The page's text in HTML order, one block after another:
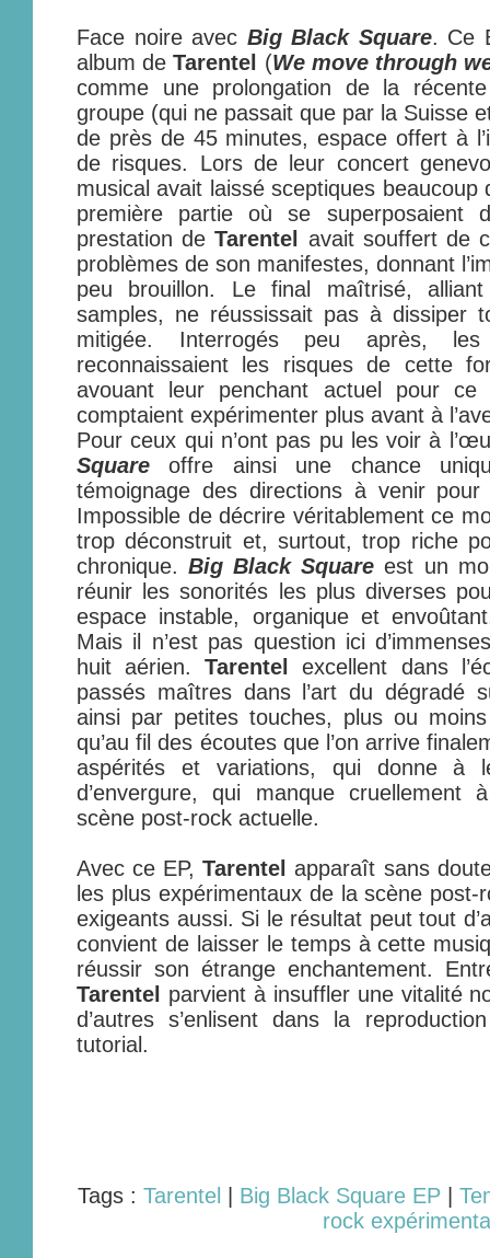
Face noire avec Big Black Square. Ce
album deTarentel (We move through
comme une prolongation de la
groupe (qui ne passait que par la Suisse
de près de 45 minutes, espace offert à
de risques. Lors de leur concert
musical avait laissé sceptiques beaucoup
première partie où se superposaient
prestation deTarentel
avait souffert de
problèmes de son manifestes, donnant
peu brouillon. Le final maîtrisé,
samples, ne réussissait pas à dissiper
mitigée. Interrogés peu après,
reconnaissaient les risques de cette
avouant leur penchant actuel pour ce
comptaient expérimenter plus avant à
Pour ceux qui n’ont pas pu les voir à
Square offre ainsi une chance
témoignage des directions à venir
Impossible de décrire véritablement ce
trop déconstruit et, surtout, trop riche
chronique.Big Black Square est un
réunir les sonorités les plus diverses
espace instable, organique et
Mais il n’est pas question ici
huit aérien.Tarentel
excellent dans
passés maîtres dans l’art du dégradé
ainsi par petites touches, plus ou
qu’au fil des écoutes que l’on arrive
aspérités et variations, qui donne à
d’envergure, qui manque cruellement
scène post-rock actuelle.
Avec ce EP,Tarentel apparaît sans
les plus expérimentaux de la scène post-
exigeants aussi. Si le résultat peut tout
convient de laisser le temps à cette
réussir son étrange enchantement.
Tarentel
parvient à insuffler une vitalité
d’autres s’enlisent dans la
tutorial.
Tags : Tarentel Big Black Square EP|
rock